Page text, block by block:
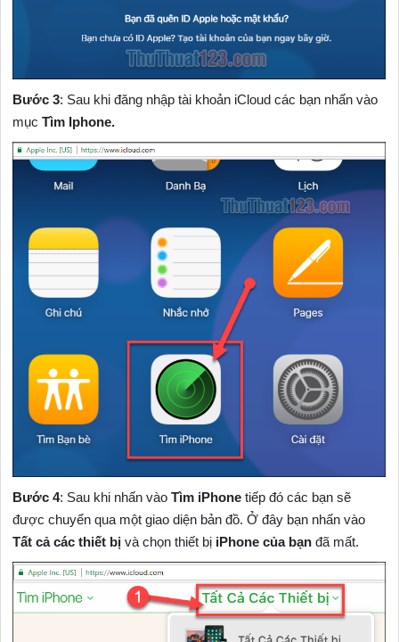
Bước 3: Sau khi đăng nhập tài khoản iCloud các bạn nhấn vào
mụcTìm Iphone.
Bước 4: Sau khi nhấn vàoTìm iPhone tiếp đó các bạn sẽ
được chuyển qua một giao diện bản đồ. Ở đây bạn nhấn vào
Tất cả các thiết bị và chọn thiết bị iPhone của bạn đã mất.